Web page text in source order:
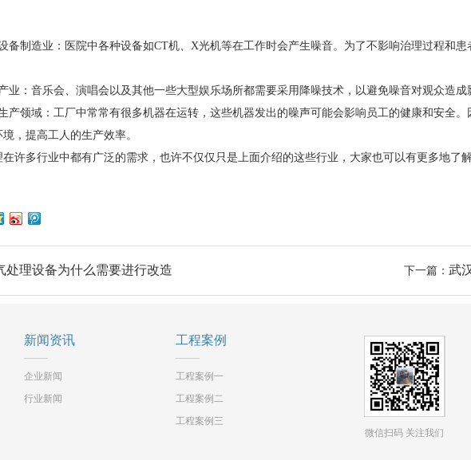
制造业：医院中各种设备如CT机、X光机等在工作时会产生噪音。为了不影响治理过程和患
：音乐会、演唱会以及其他一些大型娱乐场所都需要采用降噪技术，以避免噪音对观众造成
领域：工厂中常常有很多机器在运转，这些机器发出的噪声可能会影响员工的健康和安全。
，提高工人的生产效率。
多行业中都有广泛的需求，也许不仅仅只是上面介绍的这些行业，大家也可以有更多地了解
处理设备为什么需要进行改造 下一篇： 武
新闻资讯
企业新闻
行业新闻
工程案例
工程案例一
工程案例二
工程案例三
微信扫码 关注我们